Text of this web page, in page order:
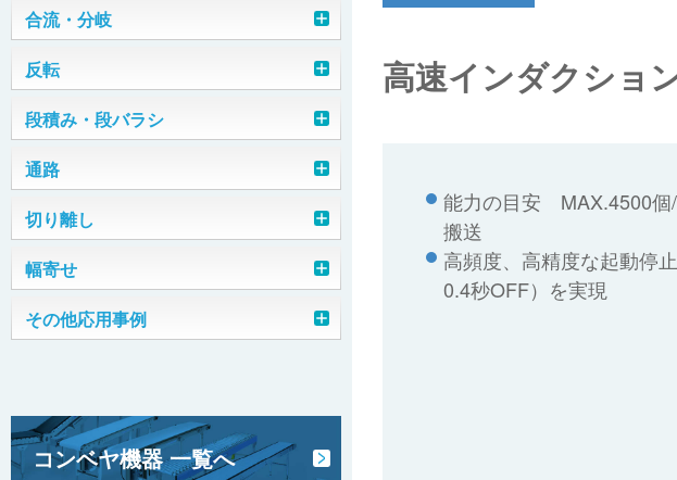
チェーン転換機
平ベルト転換機
モータローラ転換機
三交差転換機
駆動ターンテーブル転換機
プッシャ・プラー装置 （ケース・プラ
プッシャ・プラー装置（ドラム缶）
トラバーサー（18ℓ缶）
合流・分岐
ストッパー式合流装置
縦型トラフィック
トラフィックコントローラ（ケース
用）
トラフィックコントローラ（小物用）
ガイドダイバータ
エアーシリンダ方式
マージコンベヤ
反転
反転シュート
落下反転
グリッドターン装置
90°ターン装置
エアープッシャ反転装置
グラビティ反転装置（小箱）
段積み・段バラシ
段積み装置（番重）
段バラシ装置（番重）
段バラシ装置（缶）
段積み・段バラシ装置 （ドーリー台車
用）
通路
オーバーブリッジ
はね上げ装置
はね上げ装置（ダブル）
伸縮コンベヤ
切り離し
モータローラ方式
短機長コンベヤ方式
幅寄せ
幅寄せ装置
その他応用事例
ガイドスクレーパ
コンベヤ機器 一覧へ
高速インダクショ
能力の目安 MAX.4500個/
搬送
高頻度、高精度な起動停
0.4秒OFF）を実現